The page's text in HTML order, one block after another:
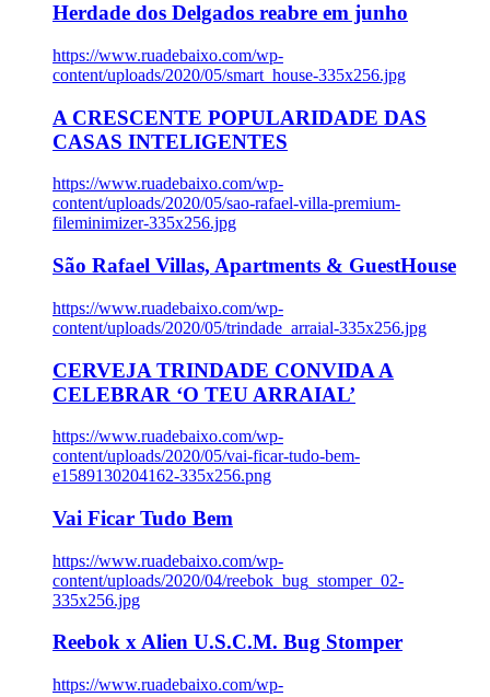
Herdade dos Delgados reabre em junho
https://www.ruadebaixo.com/wp-
content/uploads/2020/05/smart_house-335x256.jpg
A CRESCENTE POPULARIDADE DAS
CASAS INTELIGENTES
https://www.ruadebaixo.com/wp-
content/uploads/2020/05/sao-rafael-villa-premium-
fileminimizer-335x256.jpg
São Rafael Villas, Apartments & GuestHouse
https://www.ruadebaixo.com/wp-
content/uploads/2020/05/trindade_arraial-335x256.jpg
CERVEJA TRINDADE CONVIDA A
CELEBRAR ‘O TEU ARRAIAL’
https://www.ruadebaixo.com/wp-
content/uploads/2020/05/vai-ficar-tudo-bem-
e1589130204162-335x256.png
Vai Ficar Tudo Bem
https://www.ruadebaixo.com/wp-
content/uploads/2020/04/reebok_bug_stomper_02-
335x256.jpg
Reebok x Alien U.S.C.M. Bug Stomper
https://www.ruadebaixo.com/wp-